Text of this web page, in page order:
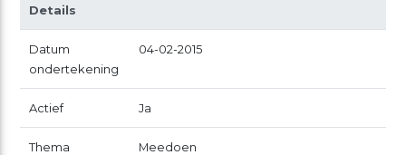
Details
Datum
ondertekening
04-02-2015
Actief Ja
Thema Meedoen